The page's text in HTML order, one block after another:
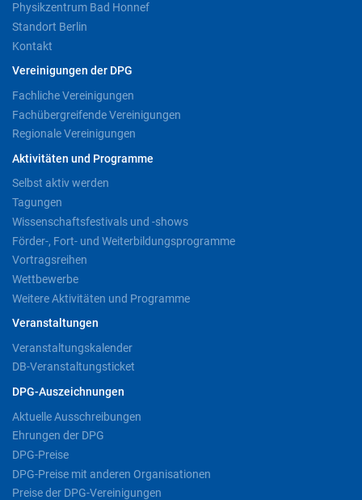
Physikzentrum Bad Honnef
Standort Berlin
Kontakt
Vereinigungen der DPG
Fachliche Vereinigungen
Fachübergreifende Vereinigungen
Regionale Vereinigungen
Aktivitäten und Programme
Selbst aktiv werden
Tagungen
Wissenschaftsfestivals und -shows
Förder-, Fort- und Weiterbildungsprogramme
Vortragsreihen
Wettbewerbe
Weitere Aktivitäten und Programme
Veranstaltungen
Veranstaltungskalender
DB-Veranstaltungsticket
DPG-Auszeichnungen
Aktuelle Ausschreibungen
Ehrungen der DPG
DPG-Preise
DPG-Preise mit anderen Organisationen
Preise der DPG-Vereinigungen